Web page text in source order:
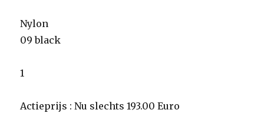
Nylon
09 black
1
Actieprijs : Nu slechts 193.00 Euro